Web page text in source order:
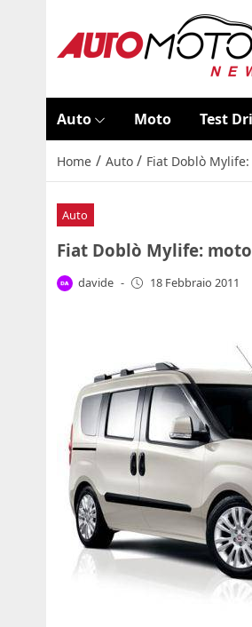
Auto Moto Test
Home / Auto / Fiat Doblò
Auto
Fiat Doblò Mylife:
davide - 18 Febbraio 2011